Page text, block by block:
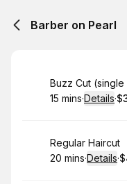
Barber on Pearl
Book
Buzz Cut
.Duration:
15 mins·Details·
.
Book
Regular Haircut
.Duration:
20 mins·Details·
.